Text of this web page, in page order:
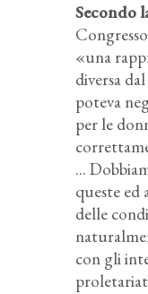
Secondo
«una
diversa
poteva
per le
...
queste ed
delle
con gli